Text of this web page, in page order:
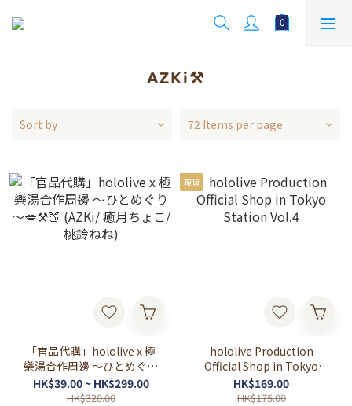
AZKi⚒
Sort by 72 Items per page
「官品代購」hololive x 極
樂湯合作周邊 ～ひとめぐり
～💋⚒️🍑 (AZKi/ 癒月ちょこ/
桃鈴ねね)
HK$39.00 ~ HK$299.00
HK$320.00
現貨
hololive Production
Official Shop in Tokyo
Station Vol.4
HK$169.00
HK$175.00